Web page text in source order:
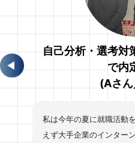
自己分析・選考対
で内
(Aさ
私は今年の夏に就職活動
えず大手企業のインター